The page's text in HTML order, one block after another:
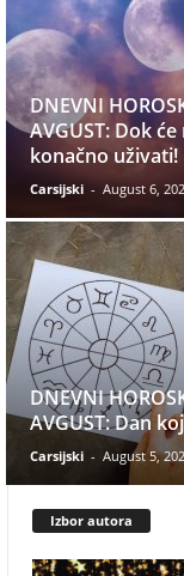
DNEVNI
AVGUST: Dok
konačno uživati!
Carsijski - August 6,
DNEVNI
AVGUST: Dan
Carsijski - August 5,
Izbor autora